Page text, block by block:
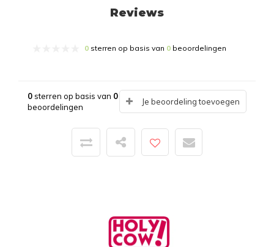
Reviews
0 sterren op basis van 0 beoordelingen
0sterren op basis van 0
beoordelingen
Je beoordeling toevoegen